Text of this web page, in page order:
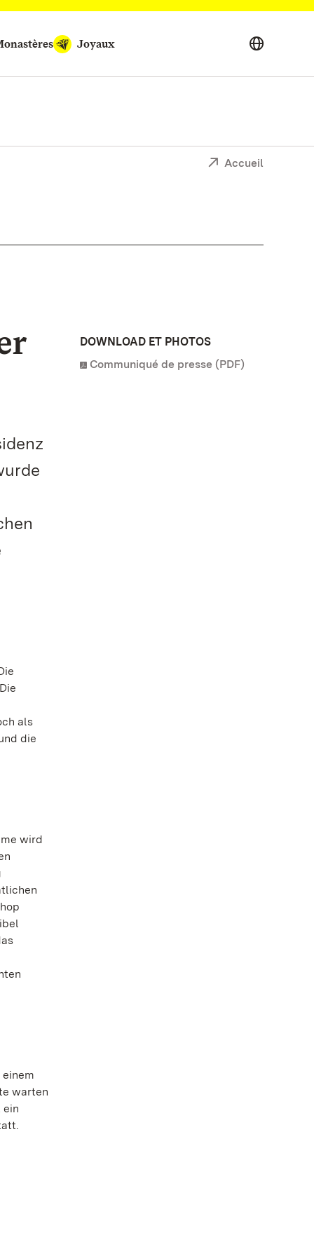
Joyaux
Accueil
als
die
wird
warten
ein
DOWNLOAD ET PHOTOS
Communiqué de presse (PDF)